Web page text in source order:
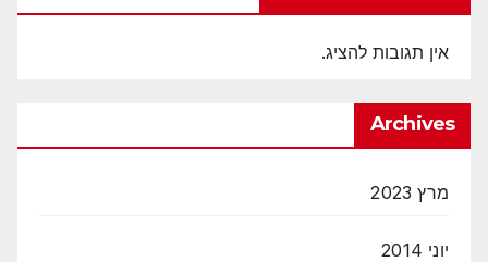
אין תגובות להציג.
Archives
מרץ 2023
יוני 2014